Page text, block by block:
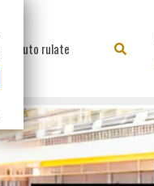
Auto rulate Search